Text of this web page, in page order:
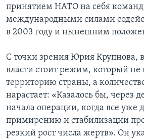
принятием НАТО на себя
международными силами
в 2003 году и нынешним
С точки зрения Юрия Крупнова,
власти стоит режим, который не
территорию страны, а
нарастает: «Казалось бы, через
начала операции, когда все уже
примирению и стабилизации
резкий рост числа жертв». Он